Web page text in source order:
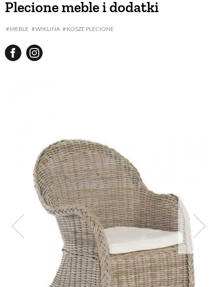
Plecione meble i dodatki
MEBLE WIKLINA KOSZE PLECIONE
BUDUJEMY DOM
PORADY
ZIELEŃ W DOMU
PROJEKTOWANIE OGRODU
NATURALNIE
URODA